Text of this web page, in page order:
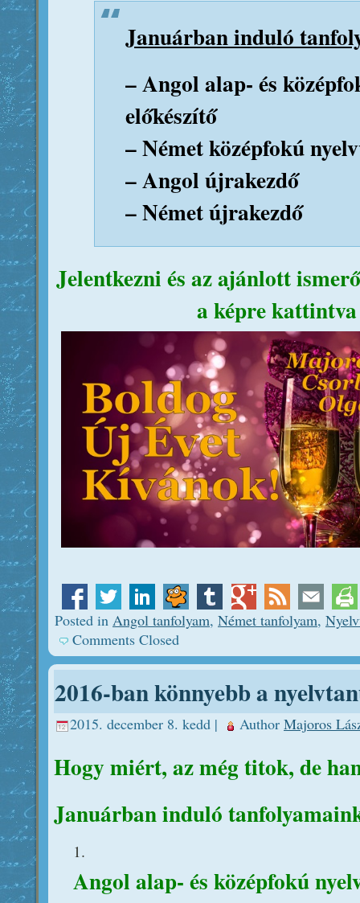
Januárban induló
– Angol alap- és
előkészítő
– Német középfokú
– Angol újrakezdő
– Német újrakezdő
Jelentkezni és az ajánlott
a képre
Posted in Angol tanfolyam, Német tanfolyam,
Comments Closed
2016-ban könnyebb a
2015. december 8. kedd | Author Majoros
Hogy miért, az még titok, de
Januárban induló
Angol alap- és középfokú